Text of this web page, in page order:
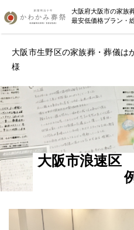
大阪府大阪市の家族
最安低価格プラン・
大阪市生野区の家族葬・葬儀は
様
大阪市浪速区